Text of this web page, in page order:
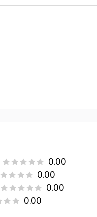
0.00
0.00
0.00
0.00